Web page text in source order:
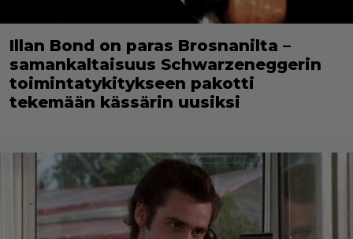
Illan Bond on paras Brosnanilta –
samankaltaisuus Schwarzeneggerin
toimintatykitykseen pakotti
tekemään kässärin uusiksi